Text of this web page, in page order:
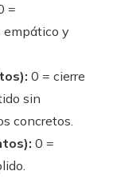
=
empático y
0 = cierre
sin
concretos.
0 =